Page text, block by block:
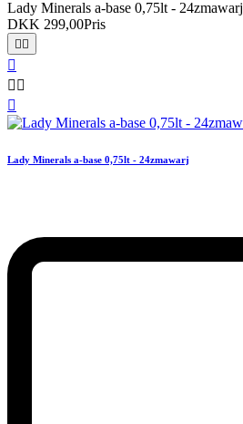
Lady Minerals a-base 0,75lt - 24zmawarj
DKK 299,00Pris
 

 

Lady Minerals a-base 0,75lt - 24zmawarj